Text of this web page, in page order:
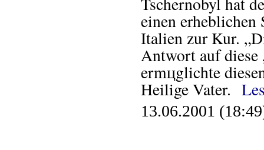
einen erheblichen
Italien zur Kur.
Antwort auf diese
ermцglichte
Heilige Vater.
13.06.2001